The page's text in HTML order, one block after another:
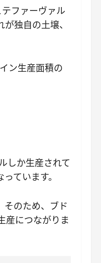
ファーヴァル
独自の土壌、
ン生産面積の
しか生産されて
ています。
そのため、ブド
産につながりま